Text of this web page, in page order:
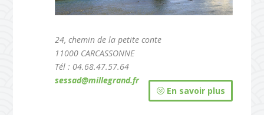
24, chemin de la petite conte
11000 CARCASSONNE
Tél : 04.68.47.57.64
sessad@millegrand.fr
En savoir plus